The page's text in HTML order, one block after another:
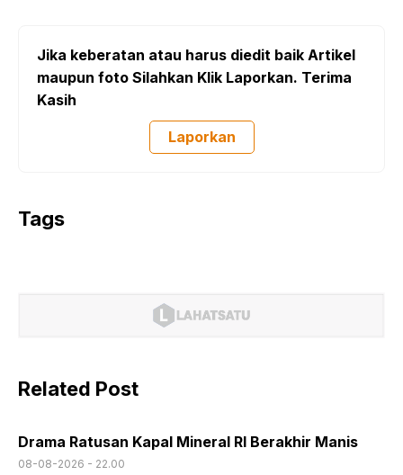
Jika keberatan atau harus diedit baik Artikel
maupun foto Silahkan Klik Laporkan. Terima
Kasih
Laporkan
Tags
Related Post
Drama Ratusan Kapal Mineral RI Berakhir Manis
08-08-2026 - 22.00